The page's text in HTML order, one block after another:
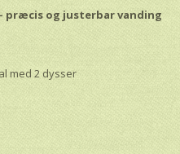
præcis og justerbar vanding
med 2 dysser